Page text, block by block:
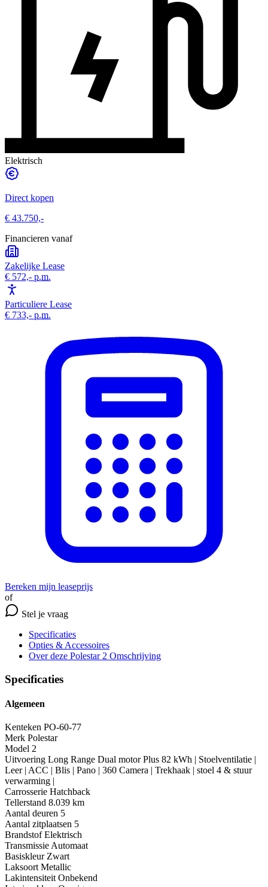
Elektrisch
Direct kopen
€ 43.750,-
Financieren vanaf
Zakelijke Lease
€ 572,- p.m.
Particuliere Lease
€ 733,- p.m.
Bereken mijn leaseprijs
of
Stel je vraag
Specificaties
Opties & Accessoires
Over deze Polestar 2 Omschrijving
Specificaties
Algemeen
Kenteken PO-60-77
Merk Polestar
Model 2
Uitvoering Long Range Dual motor Plus 82 kWh | Stoelventilatie |
Leer | ACC | Blis | Pano | 360 Camera | Trekhaak | stoel 4 & stuur
verwarming |
Carrosserie Hatchback
Tellerstand 8.039 km
Aantal deuren 5
Aantal zitplaatsen 5
Brandstof Elektrisch
Transmissie Automaat
Basiskleur Zwart
Laksoort Metallic
Lakintensiteit Onbekend